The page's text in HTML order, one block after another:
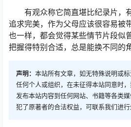
有观众称它简直堪比纪录片，
追求完美，作为父母应该很容易被
也一样，都会觉得某些情节片段似
把握得特别合适，总是能换不同的
声明： 本站所有文章，如无特殊说明或标
任何个人或组织，在未征得本站同意时，
发布本站内容到任何网站、书籍等各类
犯了原著者的合法权益，可联系我们进行